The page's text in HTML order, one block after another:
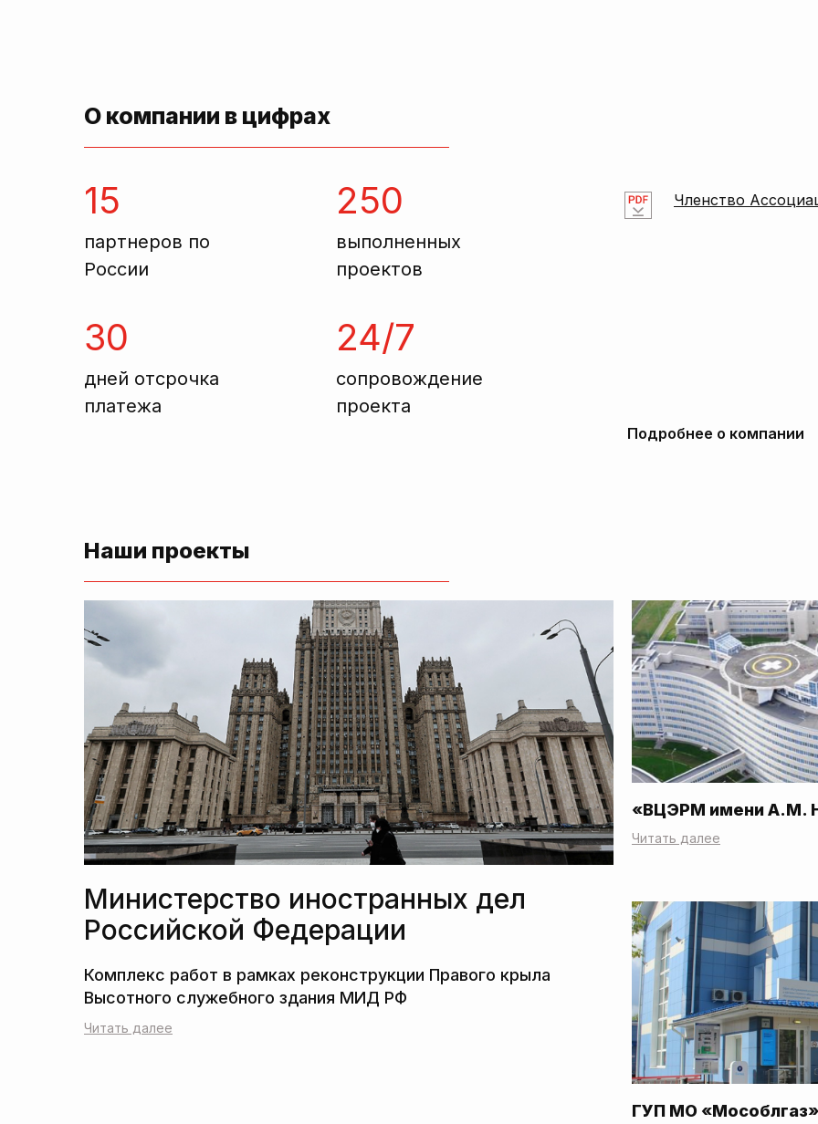
О компании в цифрах
15
партнеров по
России
250
выполненных
проектов
30
дней отсрочка
платежа
24/7
сопровождение
проекта
Членство
Подробнее о компании
Наши проекты
«ВЦЭРМ имени А.М.
Читать далее
Министерство иностранных дел
Российской Федерации
Читать далее
ГУП МО «Мособлгаз»